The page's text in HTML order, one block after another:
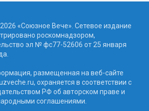
«Союзное Вече». Сетевое издание
роскомнадзором,
эл № фc77-52606 от 25 января
размещенная на веб-сайте
охраняется в соответствии с
РФ об авторском праве и
соглашениями.